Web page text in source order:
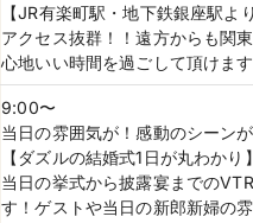
【JR有楽町駅・地下鉄銀座駅よ
アクセス抜群！！遠方からも関
心地いい時間を過ごして頂けま
9:00〜
当日の雰囲気が！感動のシーンが
【ダズルの結婚式1日が丸わかり】
当日の挙式から披露宴までの
す！ゲストや当日の新郎新婦の